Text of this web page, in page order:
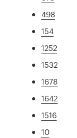
498
154
1252
1532
1678
1642
1516
10